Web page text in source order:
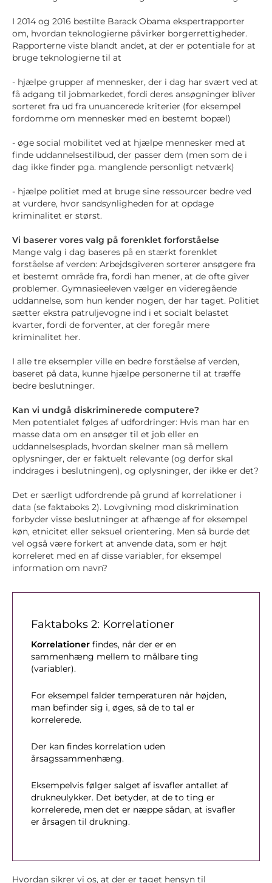
I 2014 og 2016 bestilte Barack Obama ekspertrapporter
om, hvordan teknologierne påvirker borgerrettigheder.
Rapporterne viste blandt andet, at der er potentiale for at
bruge teknologierne til at
- hjælpe grupper af mennesker, der i dag har svært ved at
få adgang til jobmarkedet, fordi deres ansøgninger bliver
sorteret fra ud fra unuancerede kriterier (for eksempel
fordomme om mennesker med en bestemt bopæl)
- øge social mobilitet ved at hjælpe mennesker med at
finde uddannelsestilbud, der passer dem (men som de i
dag ikke finder pga. manglende personligt netværk)
- hjælpe politiet med at bruge sine ressourcer bedre ved
at vurdere, hvor sandsynligheden for at opdage
kriminalitet er størst.
Vi baserer vores valg på forenklet forforståelse
Mange valg i dag baseres på en stærkt forenklet
forståelse af verden: Arbejdsgiveren sorterer ansøgere fra
et bestemt område fra, fordi han mener, at de ofte giver
problemer. Gymnasieeleven vælger en videregående
uddannelse, som hun kender nogen, der har taget. Politiet
sætter ekstra patruljevogne ind i et socialt belastet
kvarter, fordi de forventer, at der foregår mere
kriminalitet her.
I alle tre eksempler ville en bedre forståelse af verden,
baseret på data, kunne hjælpe personerne til at træffe
bedre beslutninger.
Kan vi undgå diskriminerede computere?
Men potentialet følges af udfordringer: Hvis man har en
masse data om en ansøger til et job eller en
uddannelsesplads, hvordan skelner man så mellem
oplysninger, der er faktuelt relevante (og derfor skal
inddrages i beslutningen), og oplysninger, der ikke er det?
Det er særligt udfordrende på grund af korrelationer i
data (se faktaboks 2). Lovgivning mod diskrimination
forbyder visse beslutninger at afhænge af for eksempel
køn, etnicitet eller seksuel orientering. Men så burde det
vel også være forkert at anvende data, som er højt
korreleret med en af disse variabler, for eksempel
information om navn?
Faktaboks 2: Korrelationer
Korrelationer findes, når der er en
sammenhæng mellem to målbare ting
(variabler).
For eksempel falder temperaturen når højden,
man befinder sig i, øges, så de to tal er
korrelerede.
Der kan findes korrelation uden
årsagssammenhæng.
Eksempelvis følger salget af isvafler antallet af
drukneulykker. Det betyder, at de to ting er
korrelerede, men det er næppe sådan, at isvafler
er årsagen til drukning.
Hvordan sikrer vi os, at der er taget hensyn til